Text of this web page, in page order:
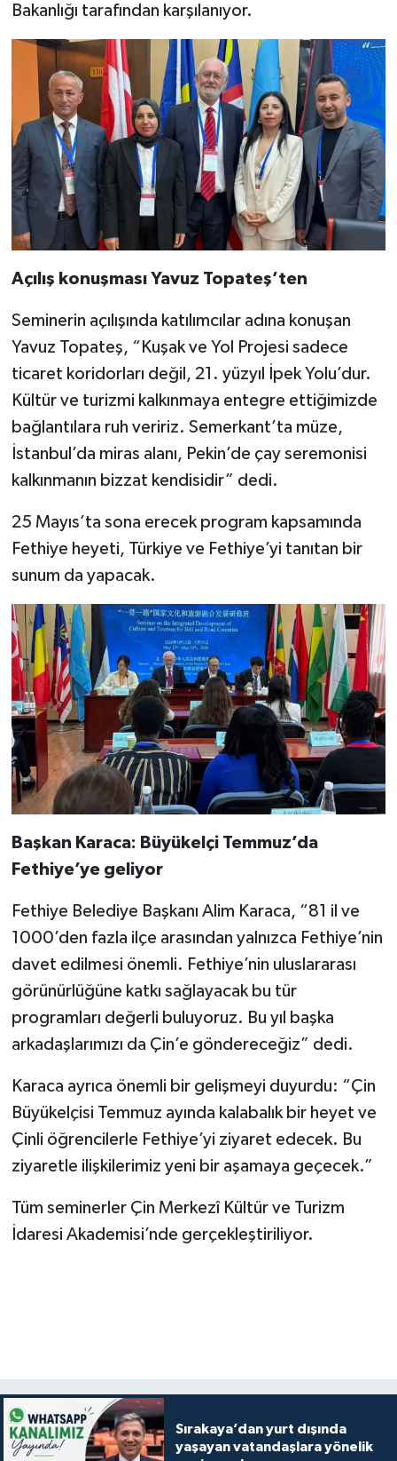
Bakanlığı tarafından karşılanıyor.
Açılış konuşması Yavuz Topateş’ten
Seminerin açılışında katılımcılar adına konuşan
Yavuz Topateş, “Kuşak ve Yol Projesi sadece
ticaret koridorları değil, 21. yüzyıl İpek Yolu’dur.
Kültür ve turizmi kalkınmaya entegre ettiğimizde
bağlantılara ruh veririz. Semerkant’ta müze,
İstanbul’da miras alanı, Pekin’de çay seremonisi
kalkınmanın bizzat kendisidir” dedi.
25 Mayıs’ta sona erecek program kapsamında
Fethiye heyeti, Türkiye ve Fethiye’yi tanıtan bir
sunum da yapacak.
Başkan Karaca: Büyükelçi Temmuz’da
Fethiye’ye geliyor​​​​​​​
Fethiye Belediye Başkanı Alim Karaca, “81 il ve
1000’den fazla ilçe arasından yalnızca Fethiye’nin
davet edilmesi önemli. Fethiye’nin uluslararası
görünürlüğüne katkı sağlayacak bu tür
programları değerli buluyoruz. Bu yıl başka
arkadaşlarımızı da Çin’e göndereceğiz” dedi.
Karaca ayrıca önemli bir gelişmeyi duyurdu: “Çin
Büyükelçisi Temmuz ayında kalabalık bir heyet ve
Çinli öğrencilerle Fethiye’yi ziyaret edecek. Bu
ziyaretle ilişkilerimiz yeni bir aşamaya geçecek.”
Tüm seminerler Çin Merkezî Kültür ve Turizm
İdaresi Akademisi’nde gerçekleştiriliyor.
Sırakaya’dan yurt dışında
yaşayan vatandaşlara yönelik